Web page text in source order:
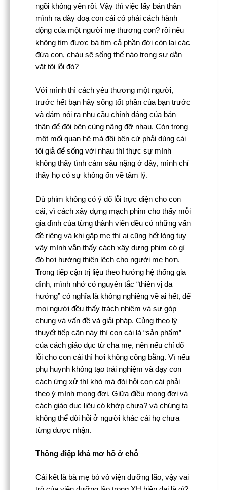
ngồi không yên rồi. Vậy thì việc lấy bản thân
mình ra đày đoạ con cái có phải cách hành
động của một người mẹ thương con? rồi nếu
không tìm được bà tìm cả phần đời còn lại các
đứa con, cháu sẽ sống thế nào trong sự dằn
vặt tội lỗi đó?
Với mình thì cách yêu thương một người,
trước hết bạn hãy sống tốt phần của bạn trước
và dám nói ra nhu cầu chính đáng của bản
thân để đôi bên cùng nâng đỡ nhau. Còn trong
một mối quan hệ mà đôi bên cứ phải dùng cái
tôi giả để sống với nhau thì thực sự mình
không thấy tình cảm sâu nặng ở đây, mình chỉ
thấy họ có sự không ổn về tâm lý.
Dù phim không có ý đổ lỗi trực diện cho con
cái, vì cách xây dựng mạch phim cho thấy mỗi
gia đình của từng thành viên đều có những vấn
đề riêng và khi gặp mẹ thì ai cũng hết lòng tuy
vậy mình vẫn thấy cách xây dựng phim có gì
đó hơi hướng thiên lệch cho người mẹ hơn.
Trong tiếp cận trị liệu theo hướng hệ thống gia
đình, mình nhớ có nguyên tắc “thiên vị đa
hướng” có nghĩa là không nghiêng về ai hết, để
mọi người đều thấy trách nhiệm và sự góp
chung và vấn đề và giải pháp. Củng theo lý
thuyết tiếp cận này thì con cái là “sản phẩm”
của cách giáo dục từ cha mẹ, nên nếu chỉ đổ
lỗi cho con cái thì hơi không công bằng. Vì nếu
phụ huynh không tạo trải nghiệm và dạy con
cách ứng xử thì khó mà đòi hỏi con cái phải
theo ý mình mong đợi. Giữa điều mong đợi và
cách giáo dục liệu có khớp chưa? và chúng ta
không thể đòi hỏi ở người khác cái họ chưa
từng được nhận.
Thông điệp khá mơ hồ ở chỗ
Cái kết là bà mẹ bỏ vô viện dưỡng lão, vậy vai